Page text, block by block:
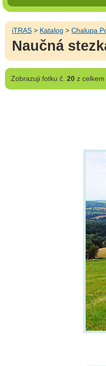
iTRAS > Katalog >Chalupa
Naučná
Zobrazujifotku č. 20z celkem